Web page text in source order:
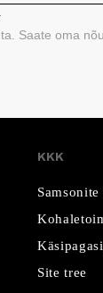
Saate oma
KKK
Site tree